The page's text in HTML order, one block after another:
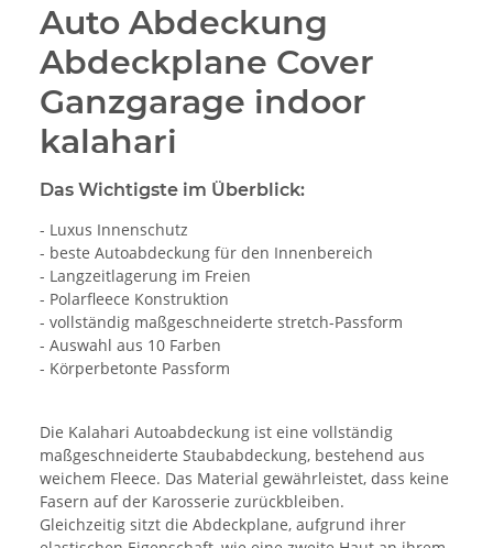
Auto Abdeckung
Abdeckplane Cover
Ganzgarage indoor
kalahari
Das Wichtigste im Überblick:
- Luxus Innenschutz
- beste Autoabdeckung für den Innenbereich
- Langzeitlagerung im Freien
- Polarfleece Konstruktion
- vollständig maßgeschneiderte stretch-Passform
- Auswahl aus 10 Farben
- Körperbetonte Passform
Die Kalahari Autoabdeckung ist eine vollständig
maßgeschneiderte Staubabdeckung, bestehend aus
weichem Fleece. Das Material gewährleistet, dass keine
Fasern auf der Karosserie zurückbleiben.
Gleichzeitig sitzt die Abdeckplane, aufgrund ihrer